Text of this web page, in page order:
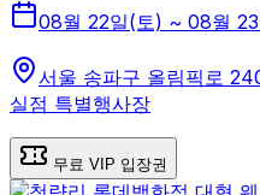
08월 22일(토) ~ 08월
서울 송파구 올림픽로
실점 특별행사장
무료 VIP 입장권